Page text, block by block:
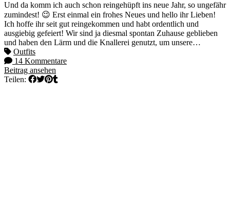
Und da komm ich auch schon reingehüpft ins neue Jahr, so ungefähr
zumindest! 😉 Erst einmal ein frohes Neues und hello ihr Lieben!
Ich hoffe ihr seit gut reingekommen und habt ordentlich und
ausgiebig gefeiert! Wir sind ja diesmal spontan Zuhause geblieben
und haben den Lärm und die Knallerei genutzt, um unsere…
Outfits
14 Kommentare
Beitrag ansehen
Teilen: